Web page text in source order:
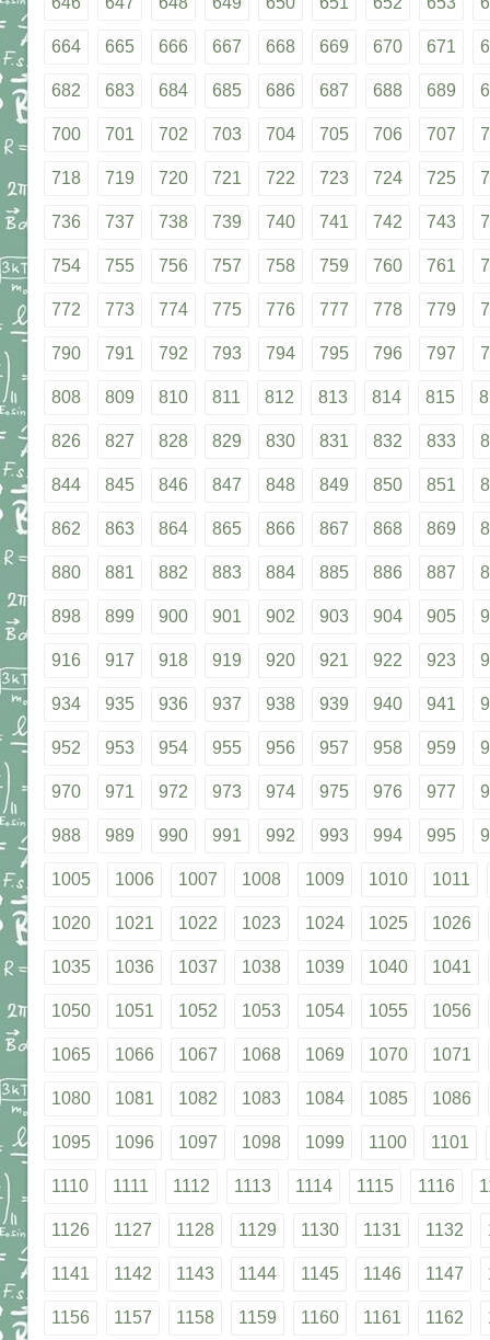
664 665 666 667 668 669 670 671
682 683 684 685 686 687 688 689
700 701 702 703 704 705 706 707
718 719 720 721 722 723 724 725
736 737 738 739 740 741 742 743
754 755 756 757 758 759 760 761
772 773 774 775 776 777 778 779
790 791 792 793 794 795 796 797
808 809 810 811 812 813 814 815
826 827 828 829 830 831 832 833
844 845 846 847 848 849 850 851
862 863 864 865 866 867 868 869
880 881 882 883 884 885 886 887
898 899 900 901 902 903 904 905
916 917 918 919 920 921 922 923
934 935 936 937 938 939 940 941
952 953 954 955 956 957 958 959
970 971 972 973 974 975 976 977
988 989 990 991 992 993 994 995
1005 1006 1007 1008 1009 1010 1011
1020 1021 1022 1023 1024 1025 1026
1035 1036 1037 1038 1039 1040 1041
1050 1051 1052 1053 1054 1055 1056
1065 1066 1067 1068 1069 1070 1071
1080 1081 1082 1083 1084 1085 1086
1095 1096 1097 1098 1099 1100 1101
1110 1111 1112 1113 1114 1115 1116
1126 1127 1128 1129 1130 1131 1132
1141 1142 1143 1144 1145 1146 1147
1156 1157 1158 1159 1160 1161 1162